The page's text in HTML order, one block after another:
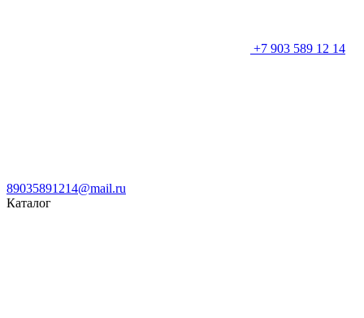
+7 903 589 12 14
89035891214@mail.ru
Каталог